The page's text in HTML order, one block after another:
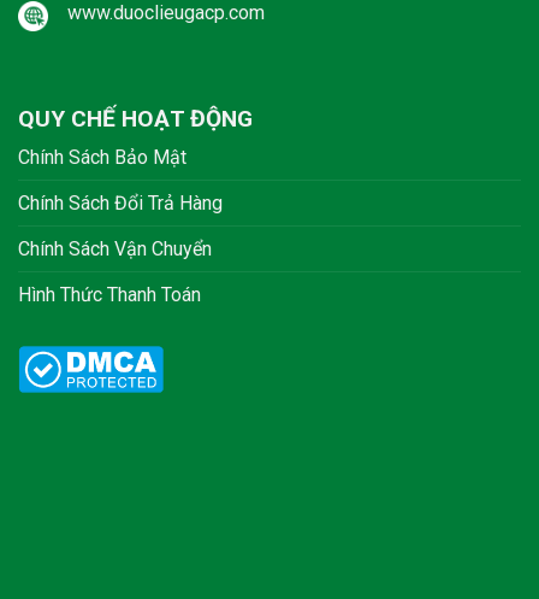
www.duoclieugacp.com
QUY CHẾ HOẠT ĐỘNG
Chính Sách Bảo Mật
Chính Sách Đổi Trả Hàng
Chính Sách Vận Chuyển
Hình Thức Thanh Toán